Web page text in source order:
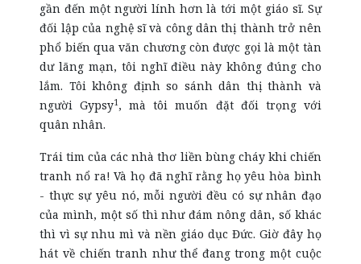
gần đến một người lính hơn là tới một giáo sĩ. Sự
đối lập của nghệ sĩ và công dân thị thành trở nên
phổ biến qua văn chương còn được gọi là một tàn
dư lãng mạn, tôi nghĩ điều này không đúng cho
lắm. Tôi không định so sánh dân thị thành và
người Gypsy1 , mà tôi muốn đặt đối trọng với
quân nhân.
Trái tim của các nhà thơ liền bùng cháy khi chiến
tranh nổ ra! Và họ đã nghĩ rằng họ yêu hòa bình
- thực sự yêu nó, mỗi người đều có sự nhân đạo
của mình, một số thì như đám nông dân, số khác
thì vì sự nhu mì và nền giáo dục Đức. Giờ đây họ
hát về chiến tranh như thể đang trong một cuộc